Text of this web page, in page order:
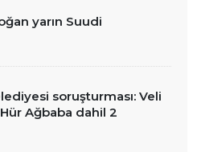
yarın Suudi
soruşturması: Veli
Ağbaba dahil 2